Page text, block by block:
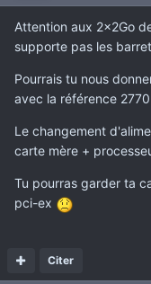
Attention aux 2x2Go
supporte pas les
Pourrais tu nous
avec la référence
Le changement
carte mère +
Tu pourras garder ta
pci-ex
Citer